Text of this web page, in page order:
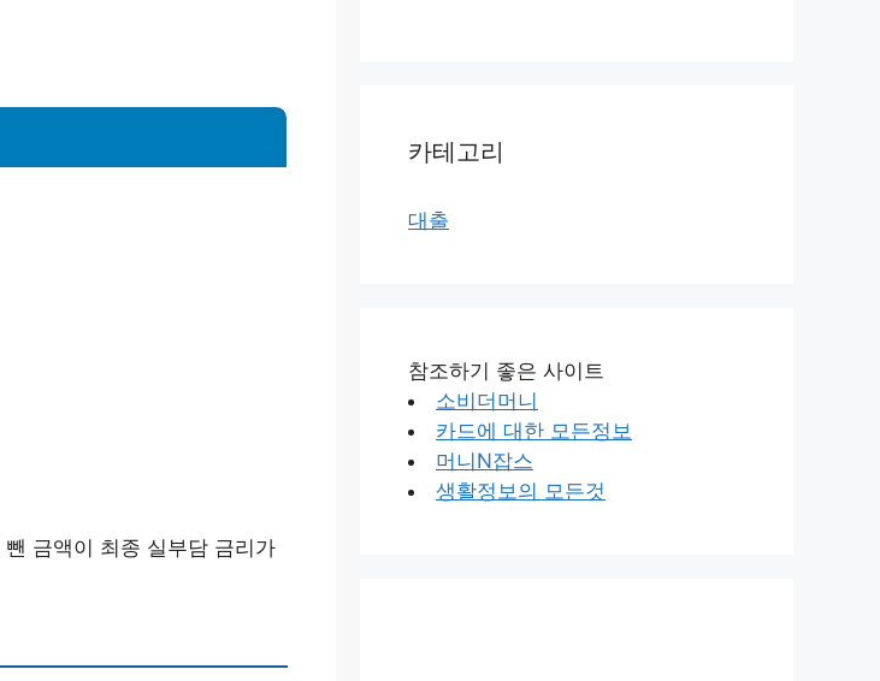
금액이 최종 실부담 금리가
카테고리
대출
참조하기 좋은 사이트
소비더머니
카드에 대한 모든정보
머니N잡스
생활정보의 모든것